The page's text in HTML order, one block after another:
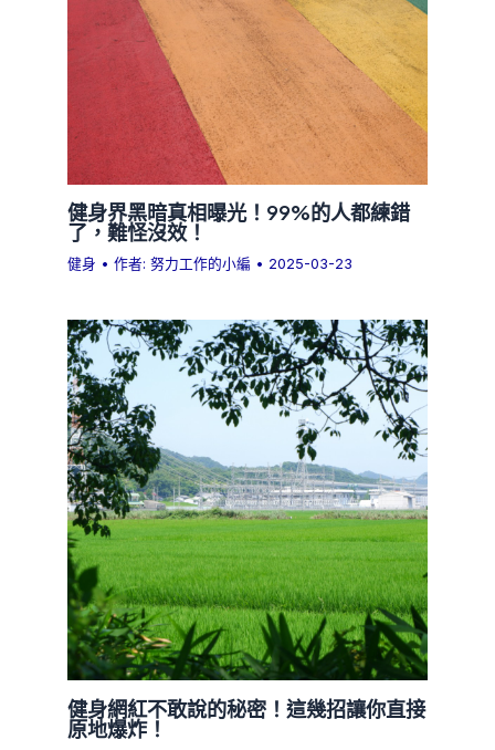
健身界黑暗真相曝光！99%的人都練錯
了，難怪沒效！
健身 • 作者:努力工作的小編 • 2025-03-23
健身網紅不敢說的秘密！這幾招讓你直接
原地爆炸！